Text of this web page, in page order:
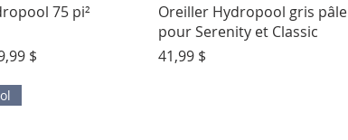
rapide
75 pi²
promotionnel
$
Aperçu rapide
Oreiller Hydropool gris pâle
pour Serenity et Classic
Prix
41,99 $